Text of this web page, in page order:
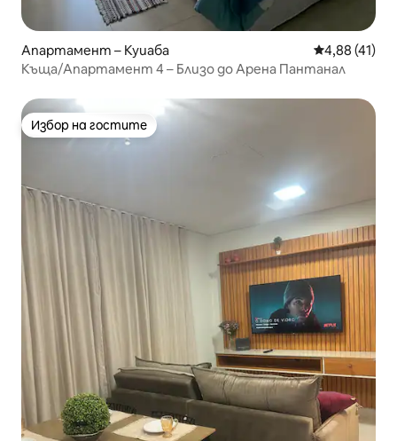
Апартамент – Куиаба Средна
4,88 (41)
Къща/Апартамент 4 – Близо до Арена Пантанал
Избор на гостите
Избор на гостите